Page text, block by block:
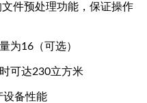
件预处理功能，保证操作
为16（可选）
可达230立方米
设备性能